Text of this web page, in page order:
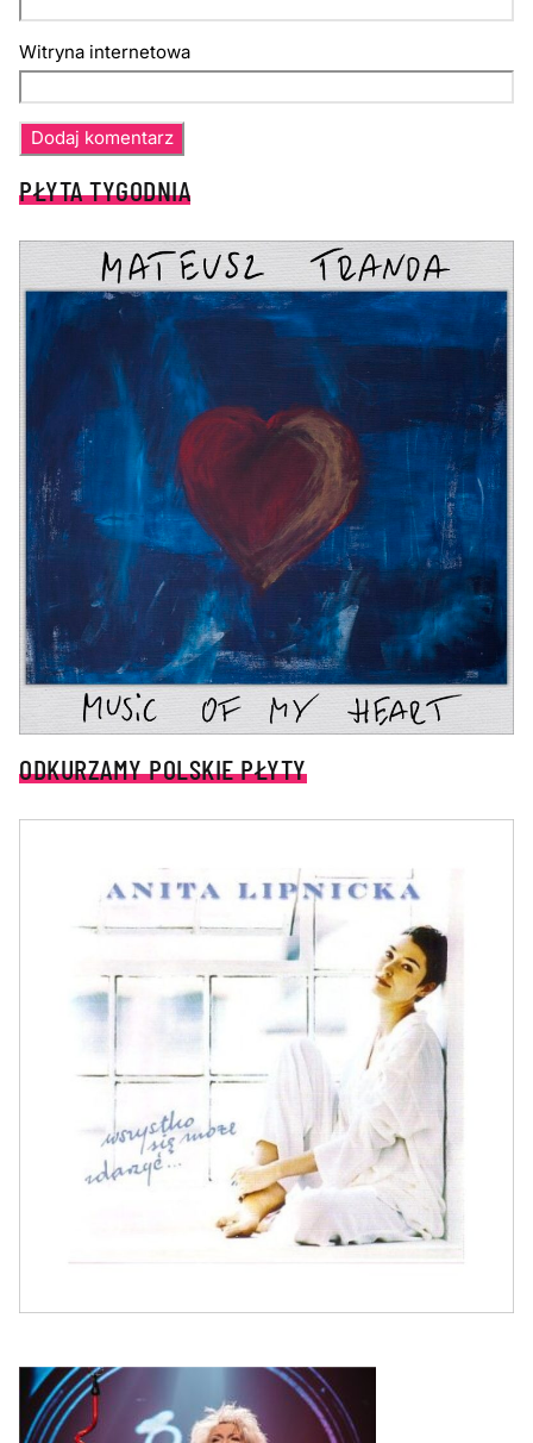
Witryna internetowa
PŁYTA TYGODNIA
ODKURZAMY POLSKIE PŁYTY